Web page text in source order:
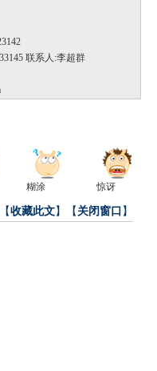
联系人:李超群
糊涂 惊讶
收藏此文】【 关闭窗口 】